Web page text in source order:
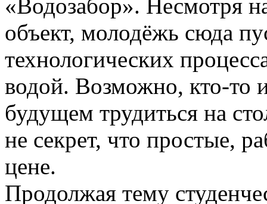
«Водозабор». Несмотря
объект, молодёжь сюда
технологических
водой. Возможно, кто-то
будущем трудиться на
не секрет, что простые,
цене.
Продолжая тему